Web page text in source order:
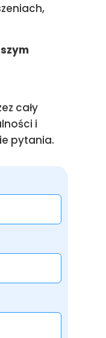
cały
i
pytania.